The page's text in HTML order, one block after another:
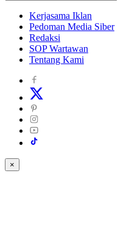
Kerjasama Iklan
Pedoman Media Siber
Redaksi
SOP Wartawan
Tentang Kami
×